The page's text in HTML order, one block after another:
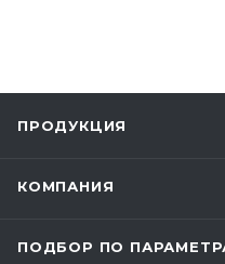
ПРОДУКЦИЯ
КОМПАНИЯ
ПОДБОР ПО